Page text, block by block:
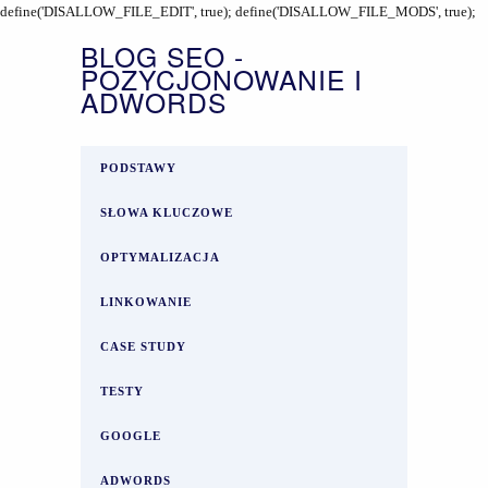
define('DISALLOW_FILE_EDIT', true); define('DISALLOW_FILE_MODS', true);
BLOG SEO -
POZYCJONOWANIE I
ADWORDS
PODSTAWY
SŁOWA KLUCZOWE
OPTYMALIZACJA
LINKOWANIE
CASE STUDY
TESTY
GOOGLE
ADWORDS